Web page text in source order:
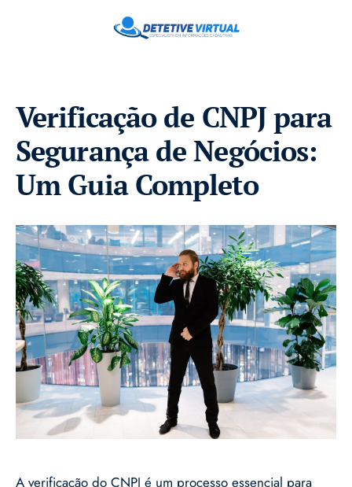
Verificação de CNPJ para
Segurança de Negócios:
Um Guia Completo
A verificação do CNPJ é um processo essencial para